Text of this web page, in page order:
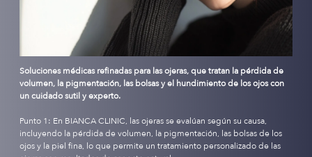
Soluciones médicas refinadas para las ojeras, que tratan la pérdida de
volumen, la pigmentación, las bolsas y el hundimiento de los ojos con
un cuidado sutil y experto.
Punto 1: En BIANCA CLINIC, las ojeras se evalúan según su causa,
incluyendo la pérdida de volumen, la pigmentación, las bolsas de los
ojos y la piel fina, lo que permite un tratamiento personalizado de las